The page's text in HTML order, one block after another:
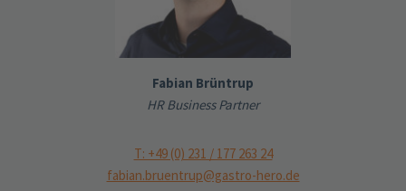
Fabian Brüntrup
HR Business Partner
T: +49 (0) 231 / 177 263 24
fabian.bruentrup@gastro-hero.de